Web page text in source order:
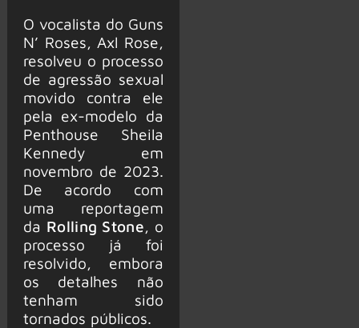
O vocalista do Guns
N’ Roses, Axl Rose,
resolveu o processo
de agressão sexual
movido contra ele
pela ex-modelo da
Penthouse Sheila
Kennedy em
novembro de 2023.
De acordo com
uma reportagem
da Rolling Stone , o
processo já foi
resolvido, embora
os detalhes não
tenham sido
tornados públicos.